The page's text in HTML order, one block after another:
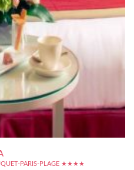
PARIS-PLAGE ★★★★